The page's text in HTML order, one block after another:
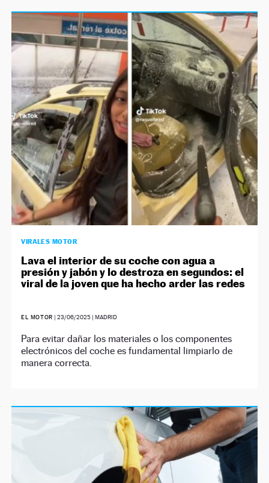
VIRALES MOTOR
Lava el interior de su coche con agua a
presión y jabón y lo destroza en segundos: el
viral de la joven que ha hecho arder las redes
EL MOTOR | 23/06/2025| MADRID
Para evitar dañar los materiales o los componentes
electrónicos del coche es fundamental limpiarlo de
manera correcta.